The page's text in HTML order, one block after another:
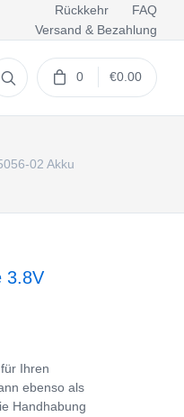
Rückkehr
FAQ
Versand & Bezahlung
0 €0.00
02 Akku
3.8V
Ihren
ebenso als
Handhabung